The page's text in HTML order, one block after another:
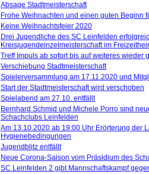
Absage Stadtmeisterschaft
Frohe Weihnachten und einen guten Beginn
Keine Weihnachtsfeier 2020
Drei Jugendliche des SC Leinfelden
Kreisjugendeinzelmeisterschaft im
Treff Impuls ab sofort bis auf weiteres wieder
Verschiebung Stadtmeisterschaft
Spielerversammlung am 17.11.2020 und
Start der Stadtmeisterschaft wird verschoben
Spielabend am 27.10. entfällt
Bernhard Schmid und Michele Porro sind
Schachclubs Leinfelden
Am 13.10.2020 ab 19:00 Uhr Erörterung der
Hygienebedingungen
Jugendblitz entfällt
Neue Corona-Saison vom Präsidium des
SC Leinfelden 2 gibt Mannschaftskampf